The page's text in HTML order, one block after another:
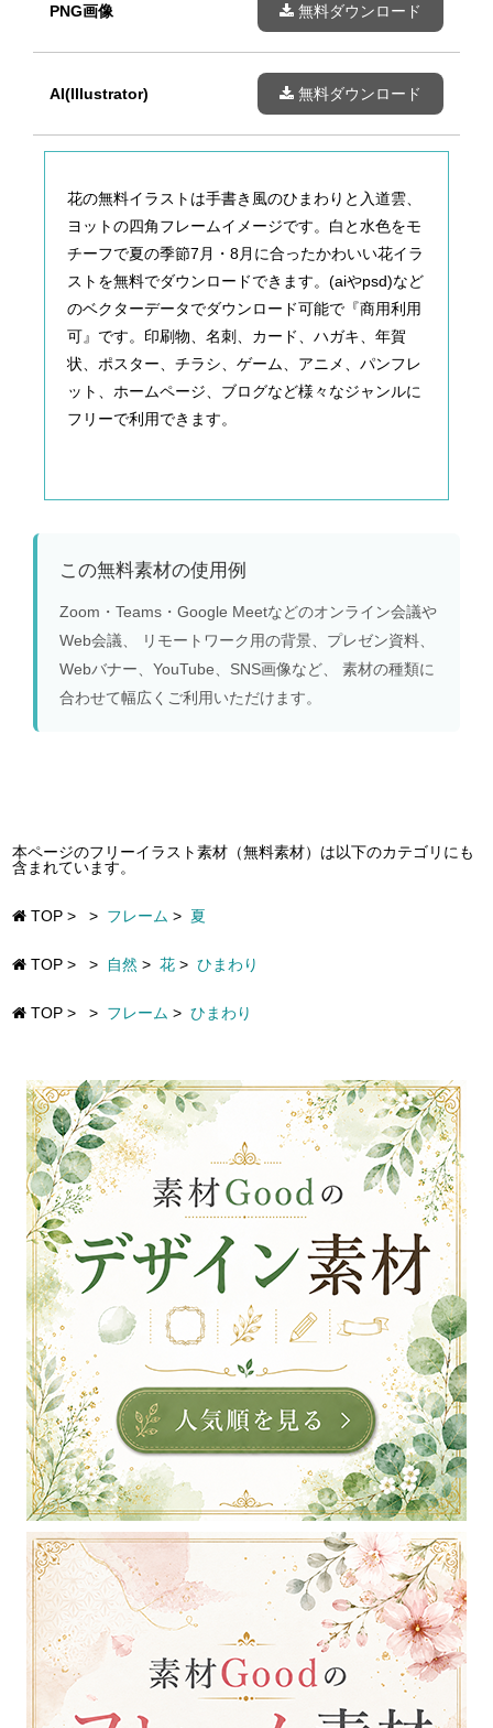
PNG画像 無料ダウンロード
AI(Illustrator) 無料ダウンロード
花の無料イラストは手書き風のひまわりと入道雲、
ヨットの四角フレームイメージです。白と水色をモ
チーフで夏の季節7月・8月に合ったかわいい花イラ
ストを無料でダウンロードできます。(aiやpsd)など
のベクターデータでダウンロード可能で『商用利用
可』です。印刷物、名刺、カード、ハガキ、年賀
状、ポスター、チラシ、ゲーム、アニメ、パンフレ
ット、ホームページ、ブログなど様々なジャンルに
フリーで利用できます。
この無料素材の使用例
Zoom・Teams・Google Meetなどのオンライン会議や
Web会議、 リモートワーク用の背景、プレゼン資料、
Webバナー、YouTube、SNS画像など、 素材の種類に
合わせて幅広くご利用いただけます。
本ページのフリーイラスト素材（無料素材）は以下のカテゴリにも
含まれています。
TOP > > フレーム > 夏
TOP > > 自然 > 花 > ひまわり
TOP > > フレーム > ひまわり